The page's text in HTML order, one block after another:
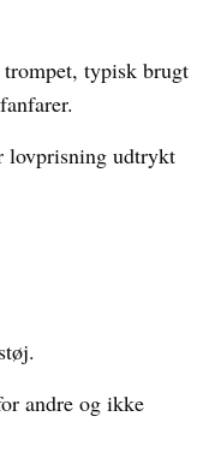
typisk brugt
lovprisning udtrykt
andre og ikke